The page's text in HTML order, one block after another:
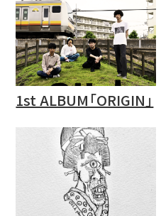
1st ALBUM「ORIGIN」